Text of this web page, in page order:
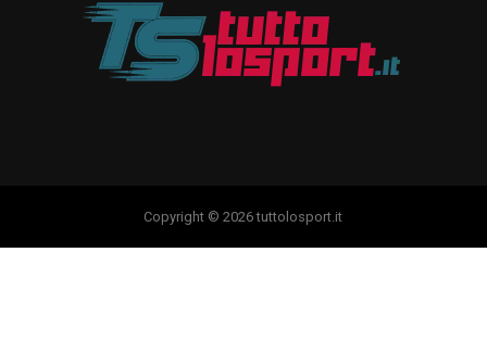
Copyright © 2026 tuttolosport.it